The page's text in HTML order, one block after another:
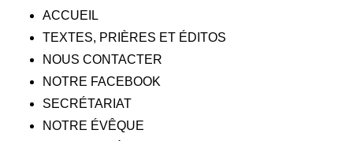
ACCUEIL
TEXTES, PRIÈRES ET ÉDITOS
NOUS CONTACTER
NOTRE FACEBOOK
SECRÉTARIAT
NOTRE ÉVÊQUE